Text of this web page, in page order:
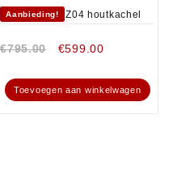
Aanbieding!
€795.00 €599.00
Toevoegen aan winkelwagen